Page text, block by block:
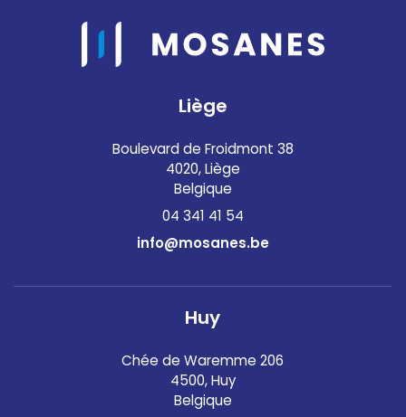
Liège
Boulevard de Froidmont 38
4020, Liège
Belgique
04 341 41 54
info@mosanes.be
Huy
Chée de Waremme 206
4500, Huy
Belgique